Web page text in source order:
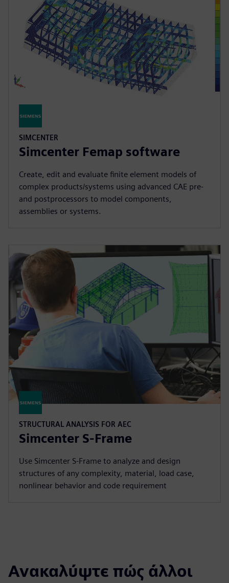
SIMCENTER
Simcenter Femap software
Create, edit and evaluate finite element models of
complex products/systems using advanced CAE pre-
and postprocessors to model components,
assemblies or systems.
STRUCTURAL ANALYSIS FOR AEC
Simcenter S-Frame
Use Simcenter S‑Frame to analyze and design
structures of any complexity, material, load case,
nonlinear behavior and code requirement
Ανακαλύψτε πώς άλλοι